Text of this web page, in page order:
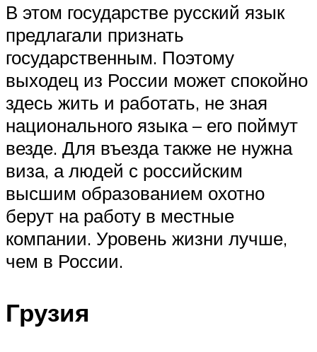
В этом государстве русский язык
предлагали признать
государственным. Поэтому
выходец из России может спокойно
здесь жить и работать, не зная
национального языка – его поймут
везде. Для въезда также не нужна
виза, а людей с российским
высшим образованием охотно
берут на работу в местные
компании. Уровень жизни лучше,
чем в России.
Грузия